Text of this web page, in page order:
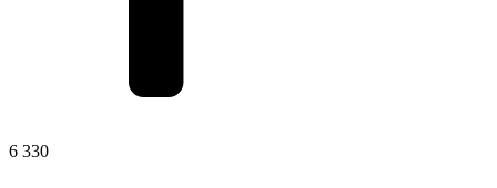
6 330